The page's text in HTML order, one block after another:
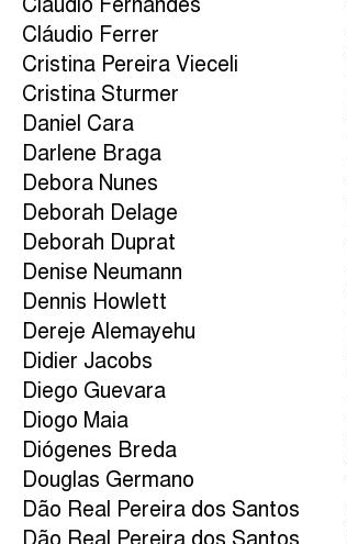
Cláudio Fernandes
Cláudio Ferrer
Cristina Pereira Vieceli
Cristina Sturmer
Daniel Cara
Darlene Braga
Debora Nunes
Deborah Delage
Deborah Duprat
Denise Neumann
Dennis Howlett
Dereje Alemayehu
Didier Jacobs
Diego Guevara
Diogo Maia
Diógenes Breda
Douglas Germano
Dão Real Pereira dos Santos